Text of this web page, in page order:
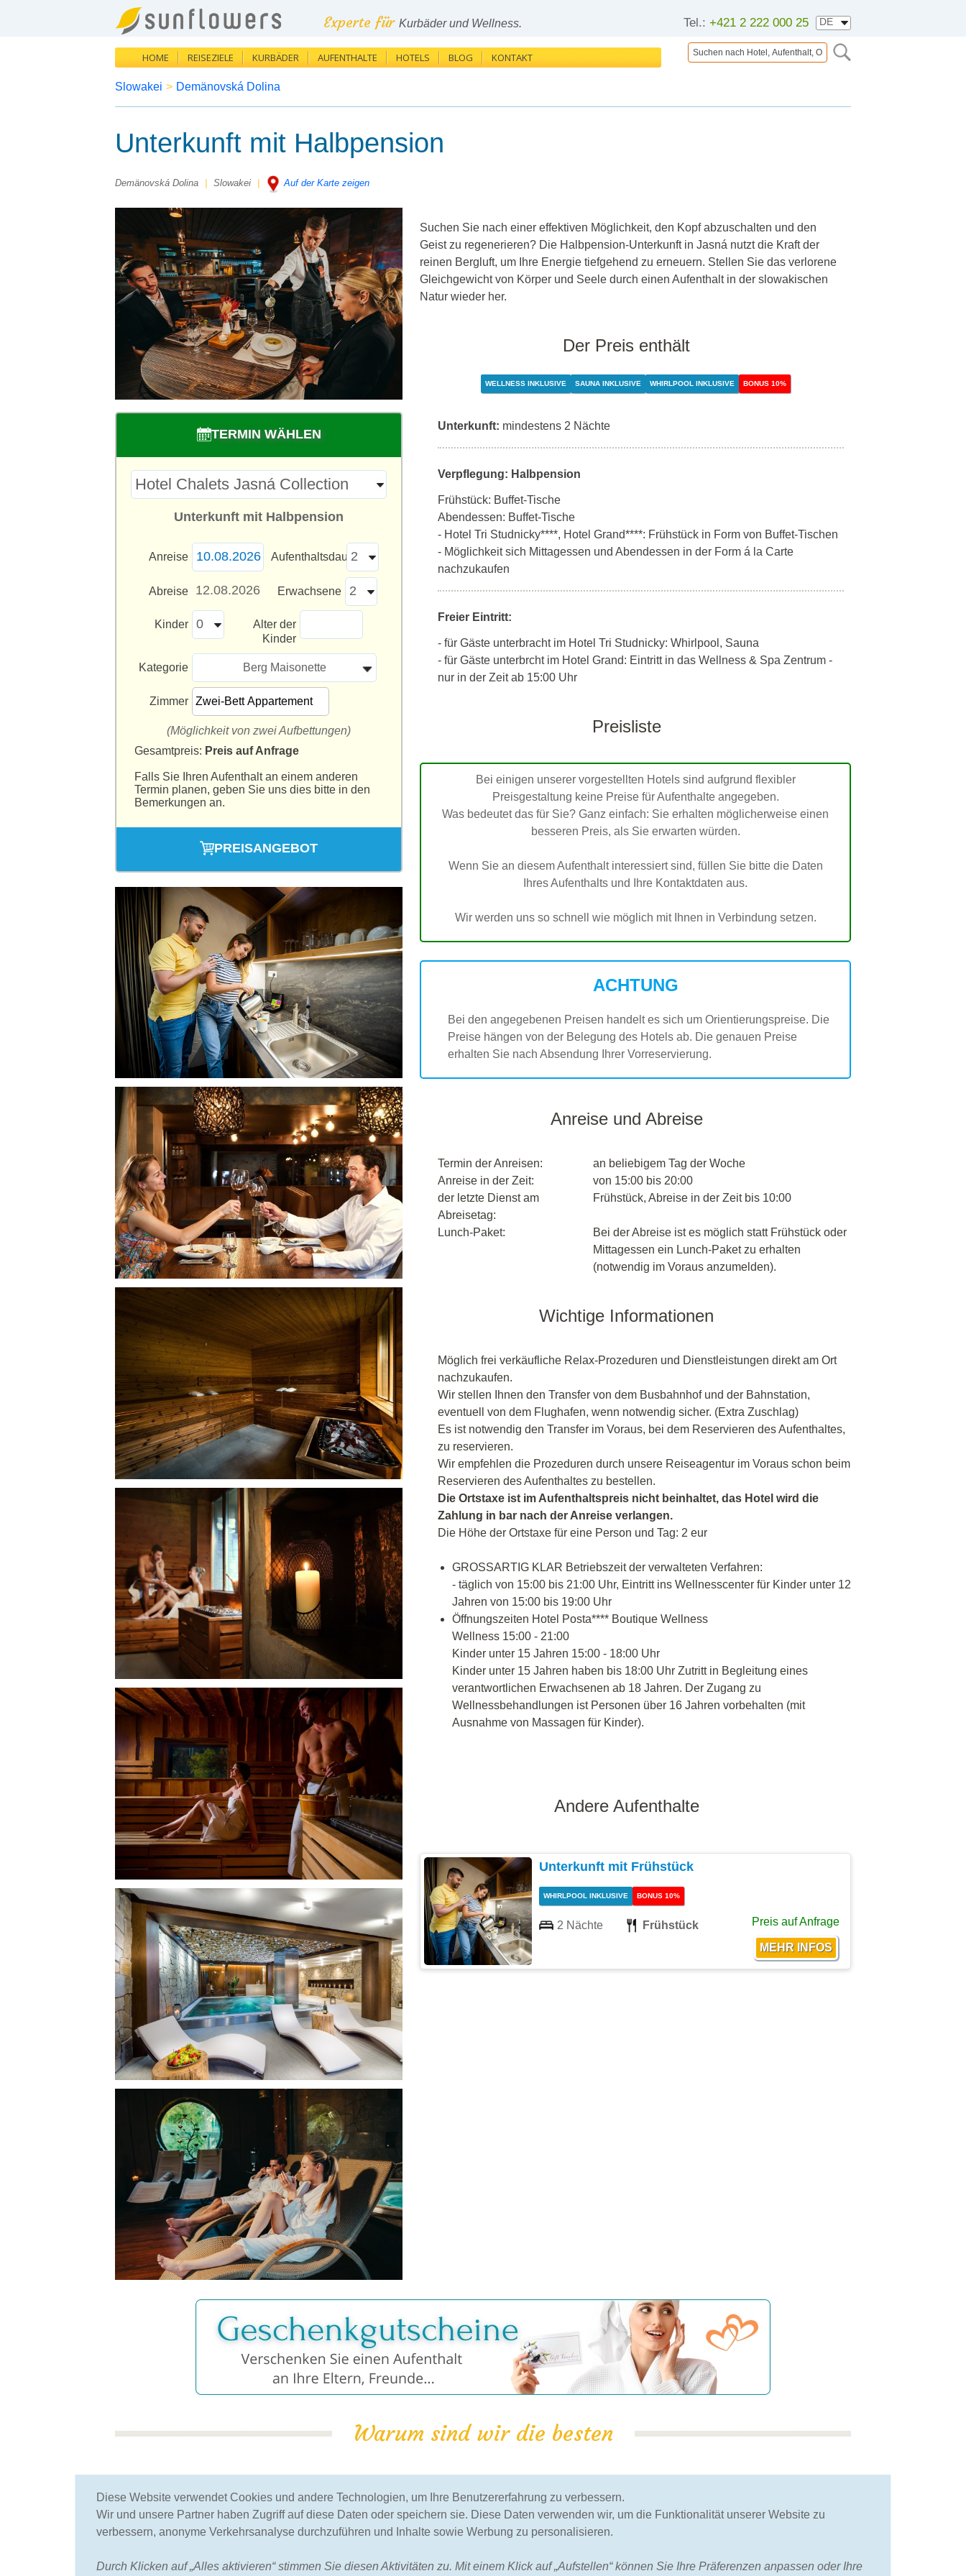
Diese Website verwendet Cookies und andere Technologien, um Ihre Benutzererfahrung zu verbessern.
Wir und unsere Partner haben Zugriff auf diese Daten oder speichern sie. Diese Daten verwenden wir, um die Funktionalität unserer Website zu
verbessern, anonyme Verkehrsanalyse durchzuführen und Inhalte sowie Werbung zu personalisieren.
Durch Klicken auf „Alles aktivieren“ stimmen Sie diesen Aktivitäten zu. Mit einem Klick auf „Aufstellen“ können Sie Ihre Präferenzen anpassen oder Ihre
Tel.: +421 2 222 000 25
Experte für Kurbäder und Wellness.
HOME REISEZIELE KURBÄDER AUFENTHALTE HOTELS BLOG KONTAKT
Slowakei > Demänovská Dolina
Unterkunft mit Halbpension
Demänovská Dolina Slowakei Auf der Karte zeigen
TERMIN WÄHLEN
Unterkunft mit Halbpension
Anreise Aufenthaltsdauer
Abreise Erwachsene
Kinder
Alter der
Kinder
Kategorie Berg Maisonette
Zimmer
(Möglichkeit von zwei Aufbettungen)
Gesamtpreis: Preis auf Anfrage
Falls Sie Ihren Aufenthalt an einem anderen
Termin planen, geben Sie uns dies bitte in den
Bemerkungen an.
PREISANGEBOT
Suchen Sie nach einer effektiven Möglichkeit, den Kopf abzuschalten und den
Geist zu regenerieren? Die Halbpension-Unterkunft in Jasná nutzt die Kraft der
reinen Bergluft, um Ihre Energie tiefgehend zu erneuern. Stellen Sie das verlorene
Gleichgewicht von Körper und Seele durch einen Aufenthalt in der slowakischen
Natur wieder her.
Der Preis enthält
WELLNESS INKLUSIVE SAUNA INKLUSIVE WHIRLPOOL INKLUSIVE BONUS 10%
Unterkunft: mindestens 2 Nächte
Verpflegung: Halbpension
Frühstück: Buffet-Tische
Abendessen: Buffet-Tische
- Hotel Tri Studnicky****, Hotel Grand****: Frühstück in Form von Buffet-Tischen
- Möglichkeit sich Mittagessen und Abendessen in der Form á la Carte
nachzukaufen
Freier Eintritt:
- für Gäste unterbracht im Hotel Tri Studnicky: Whirlpool, Sauna
- für Gäste unterbrcht im Hotel Grand: Eintritt in das Wellness & Spa Zentrum -
nur in der Zeit ab 15:00 Uhr
Preisliste
Bei einigen unserer vorgestellten Hotels sind aufgrund flexibler
Preisgestaltung keine Preise für Aufenthalte angegeben.
Was bedeutet das für Sie? Ganz einfach: Sie erhalten möglicherweise einen
besseren Preis, als Sie erwarten würden.
Wenn Sie an diesem Aufenthalt interessiert sind, füllen Sie bitte die Daten
Ihres Aufenthalts und Ihre Kontaktdaten aus.
Wir werden uns so schnell wie möglich mit Ihnen in Verbindung setzen.
ACHTUNG
Bei den angegebenen Preisen handelt es sich um Orientierungspreise. Die
Preise hängen von der Belegung des Hotels ab. Die genauen Preise
erhalten Sie nach Absendung Ihrer Vorreservierung.
Anreise und Abreise
Termin der Anreisen:
an beliebigem Tag der Woche
Anreise in der Zeit:
von 15:00 bis 20:00
der letzte Dienst am
Abreisetag:
Frühstück, Abreise in der Zeit bis 10:00
Lunch-Paket:
Bei der Abreise ist es möglich statt Frühstück oder
Mittagessen ein Lunch-Paket zu erhalten
(notwendig im Voraus anzumelden).
Wichtige Informationen
Möglich frei verkäufliche Relax-Prozeduren und Dienstleistungen direkt am Ort
nachzukaufen.
Wir stellen Ihnen den Transfer von dem Busbahnhof und der Bahnstation,
eventuell von dem Flughafen, wenn notwendig sicher. (Extra Zuschlag)
Es ist notwendig den Transfer im Voraus, bei dem Reservieren des Aufenthaltes,
zu reservieren.
Wir empfehlen die Prozeduren durch unsere Reiseagentur im Voraus schon beim
Reservieren des Aufenthaltes zu bestellen.
Die Ortstaxe ist im Aufenthaltspreis nicht beinhaltet, das Hotel wird die
Zahlung in bar nach der Anreise verlangen.
Die Höhe der Ortstaxe für eine Person und Tag: 2 eur
GROSSARTIG KLAR Betriebszeit der verwalteten Verfahren:
- täglich von 15:00 bis 21:00 Uhr, Eintritt ins Wellnesscenter für Kinder unter 12
Jahren von 15:00 bis 19:00 Uhr
Öffnungszeiten Hotel Posta**** Boutique Wellness
Wellness 15:00 - 21:00
Kinder unter 15 Jahren 15:00 - 18:00 Uhr
Kinder unter 15 Jahren haben bis 18:00 Uhr Zutritt in Begleitung eines
verantwortlichen Erwachsenen ab 18 Jahren. Der Zugang zu
Wellnessbehandlungen ist Personen über 16 Jahren vorbehalten (mit
Ausnahme von Massagen für Kinder).
Andere Aufenthalte
Unterkunft mit Frühstück
WHIRLPOOL INKLUSIVE BONUS 10%
2 Nächte Frühstück Preis auf Anfrage
Warum sind wir die besten
spezialisieren wir uns auf
Spa und Wellness
des niedrigsten
Preises
bis jetzt haben mehr als
120.000 Kunden unsere
Dienste genutzt
besten Aufenthalts